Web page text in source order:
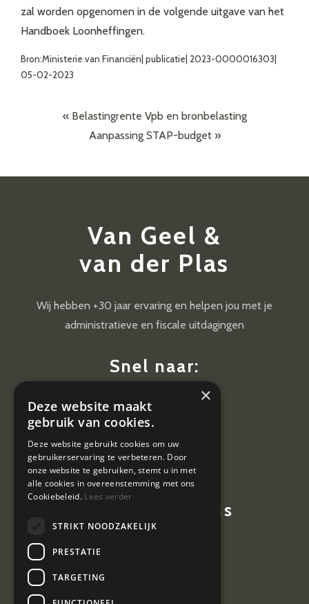
zal worden opgenomen in de volgende uitgave van het
Handboek Loonheffingen.
Bron:Ministerie van Financiën| publicatie| 2023-0000016303|
05-02-2023
« Belastingrente Vpb en bronbelasting
Aanpassing STAP-budget»
Van Geel &
van der Plas
Wij hebben +30 jaar ervaring en helpen jou met je
administratieve en fiscale uitdagingen
Snel naar:
Diensten
Vacatures
Contactgegevens
×
Deze website maakt
gebruik van cookies.
Deze website gebruikt cookies om uw
gebruikerservaring te verbeteren. Door
onze website te gebruiken, stemt u in met
alle cookies in overeenstemming met ons
Cookiebeleid. Lees verder
STRIKT NOODZAKELIJK
PRESTATIE
TARGETING